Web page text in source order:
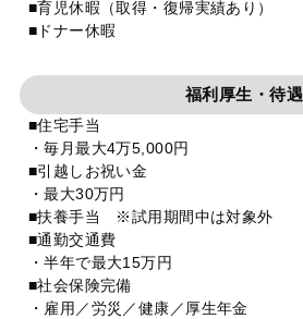
■育児休暇（取得・復帰実績あり）
■ドナー休暇
福利厚生・待遇
■住宅手当
・毎月最大4万5,000円
■引越しお祝い金
・最大30万円
■扶養手当 ※試用期間中は対象外
■通勤交通費
・半年で最大15万円
■社会保険完備
・雇用／労災／健康／厚生年金